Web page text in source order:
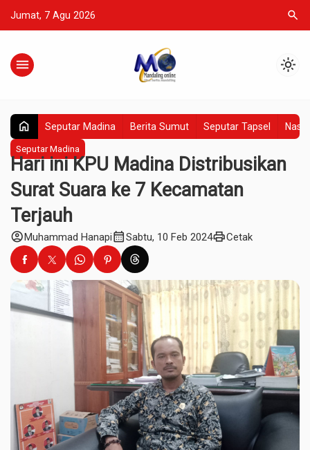
Jumat, 7 Agu 2026 search
menu light_mode
home Seputar Madina Berita Sumut Seputar Tapsel
Seputar Madina
Hari ini KPU Madina Distribusikan
Surat Suara ke 7 Kecamatan
Terjauh
account_circleMuhammad Hanapicalendar_monthSabtu, 10 Feb 2024printCetak